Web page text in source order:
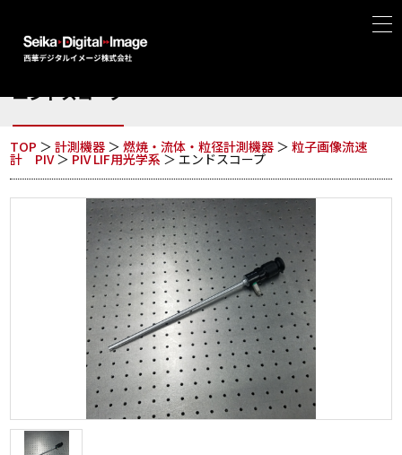
エンドスコープ
TOP ＞計測機器 ＞燃焼・流体・粒径計測機器 ＞粒子画像流速
計 PIV＞ PIV LIF用光学系 ＞ エンドスコープ